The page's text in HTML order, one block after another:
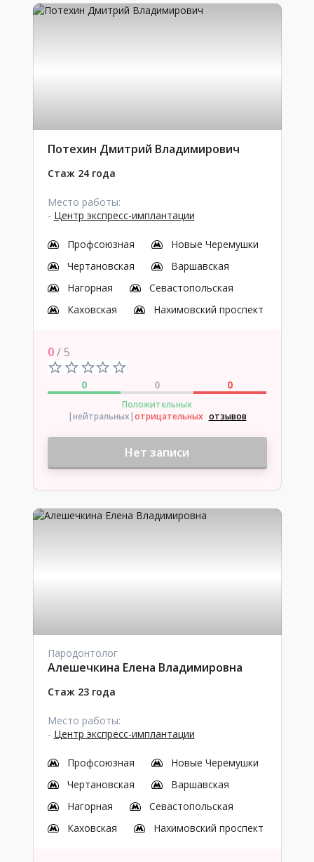
Потехин Дмитрий Владимирович
Стаж 24 года
Место работы:
- Центр экспресс-имплантации
Профсоюзная
Новые Черемушки
Чертановская
Варшавская
Нагорная
Севастопольская
Каховская
Нахимовский проспект
0/ 5
0 0 0
Положительных
|нейтральных|отрицательных отзывов
Нет записи
Пародонтолог
Алешечкина Елена Владимировна
Стаж 23 года
Место работы:
- Центр экспресс-имплантации
Профсоюзная
Новые Черемушки
Чертановская
Варшавская
Нагорная
Севастопольская
Каховская
Нахимовский проспект